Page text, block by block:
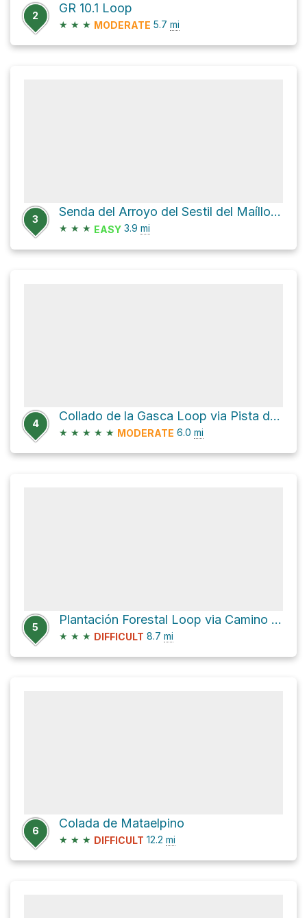
2
GR 10.1 Loop
★ ★ ★ MODERATE 5.7 mi
3
Senda del Arroyo del Sestil del Maíllo y de la Ladera de Mojonavalle and GR 10.1 Loop
★ ★ ★ EASY 3.9 mi
4
Collado de la Gasca Loop via Pista de la Mina
★ ★ ★ ★ ★ MODERATE 6.0 mi
5
Plantación Forestal Loop via Camino de las Vueltas
★ ★ ★ DIFFICULT 8.7 mi
6
Colada de Mataelpino
★ ★ ★ DIFFICULT 12.2 mi